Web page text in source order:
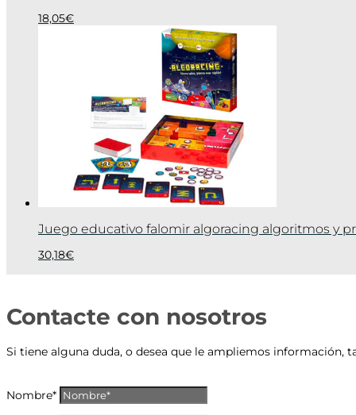
18,05€
Juego educativo falomir algoracing algoritmos y
30,18€
Contacte con nosotros
Si tiene alguna duda, o desea que le ampliemos
Nombre*